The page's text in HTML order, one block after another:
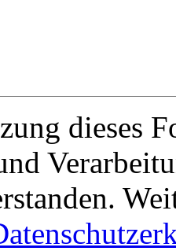
dieses